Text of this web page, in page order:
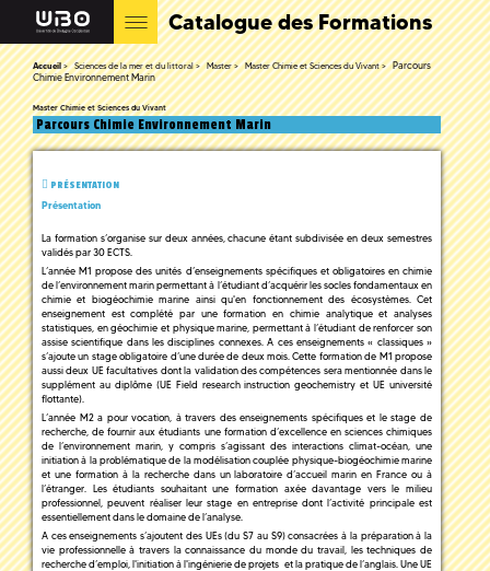
Catalogue des Formations
Accueil Sciences de la mer et du littoral Master Master Chimie et Sciences du Vivant
Parcours
Chimie Environnement Marin
Master Chimie et Sciences du Vivant
Parcours Chimie Environnement Marin
PRÉSENTATION
Présentation
La formation s’organise sur deux années, chacune étant subdivisée en deux semestres
validés par 30 ECTS.
L’année M1 propose des unités d’enseignements spécifiques et obligatoires en chimie
de l’environnement marin permettant à l’étudiant d’acquérir les socles fondamentaux en
chimie et biogéochimie marine ainsi qu'en fonctionnement des écosystèmes. Cet
enseignement est complété par une formation en chimie analytique et analyses
statistiques, en géochimie et physique marine, permettant à l’étudiant de renforcer son
assise scientifique dans les disciplines connexes. A ces enseignements « classiques »
s’ajoute un stage obligatoire d’une durée de deux mois. Cette formation de M1 propose
aussi deux UE facultatives dont la validation des compétences sera mentionnée dans le
supplément au diplôme (UE Field research instruction geochemistry et UE université
flottante).
L’année M2 a pour vocation, à travers des enseignements spécifiques et le stage de
recherche, de fournir aux étudiants une formation d’excellence en sciences chimiques
de l’environnement marin, y compris s’agissant des interactions climat-océan, une
initiation à la problématique de la modélisation couplée physique-biogéochimie marine
et une formation à la recherche dans un laboratoire d’accueil marin en France ou à
l’étranger. Les étudiants souhaitant une formation axée davantage vers le milieu
professionnel, peuvent réaliser leur stage en entreprise dont l’activité principale est
essentiellement dans le domaine de l’analyse.
A ces enseignements s’ajoutent des UEs (du S7 au S9) consacrées à la préparation à la
vie professionnelle à travers la connaissance du monde du travail, les techniques de
recherche d’emploi, l'initiation à l'ingénierie de projets et la pratique de l’anglais. Une UE